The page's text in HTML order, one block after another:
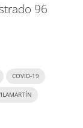
96
COVID-19